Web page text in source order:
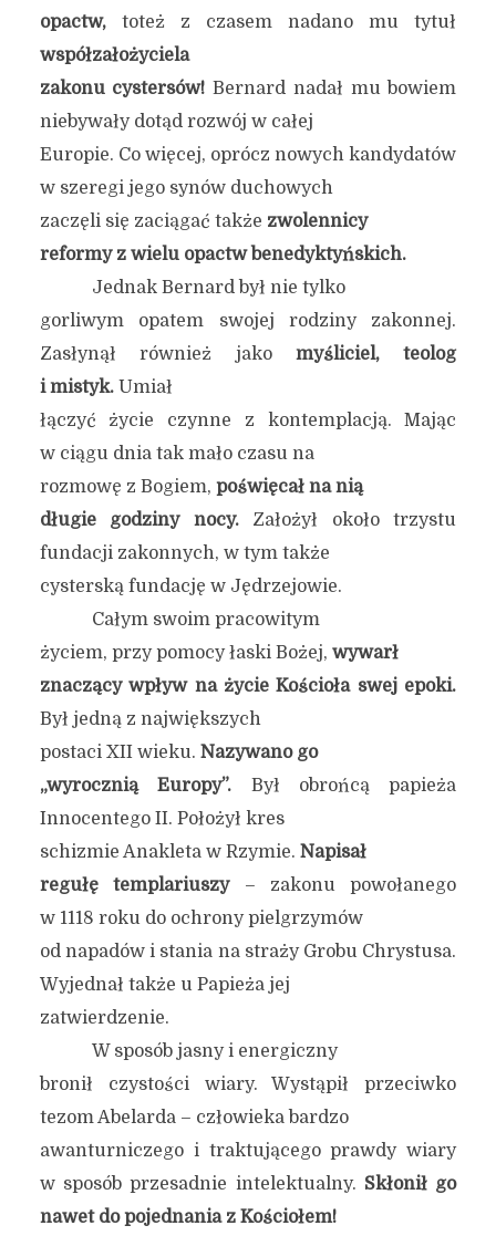
opactw,toteż z czasem nadano mu tytuł
współzałożyciela
zakonu cystersów! Bernard nadał mu bowiem
niebywały dotąd rozwój w całej
Europie. Co więcej, oprócz nowych kandydatów
w szeregi jego synów duchowych
zaczęli się zaciągać także zwolennicy
reformy z wielu opactw benedyktyńskich.
Jednak Bernard był nie tylko
gorliwym opatem swojej rodziny zakonnej.
Zasłynął również jako myśliciel, teolog
i mistyk.Umiał
łączyć życie czynne z kontemplacją. Mając
w ciągu dnia tak mało czasu na
rozmowę z Bogiem, poświęcał na nią
długie godziny nocy.Założył około trzystu
fundacji zakonnych, w tym także
cysterską fundację w Jędrzejowie.
Całym swoim pracowitym
życiem, przy pomocy łaski Bożej, wywarł
znaczący wpływ na życie Kościoła swej epoki.
Był jedną z największych
postaci XII wieku. Nazywano go
„wyrocznią Europy”. Był obrońcą papieża
Innocentego II. Położył kres
schizmie Anakleta w Rzymie. Napisał
regułę templariuszy– zakonu powołanego
w 1118 roku do ochrony pielgrzymów
od napadów i stania na straży Grobu Chrystusa.
Wyjednał także u Papieża jej
zatwierdzenie.
W sposób jasny i energiczny
bronił czystości wiary. Wystąpił przeciwko
tezom Abelarda – człowieka bardzo
awanturniczego i traktującego prawdy wiary
w sposób przesadnie intelektualny. Skłonił go
nawet do pojednania z Kościołem!